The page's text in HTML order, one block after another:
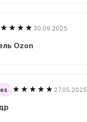
30.09.2025
Ozon
★★★★★ 27.05.2025